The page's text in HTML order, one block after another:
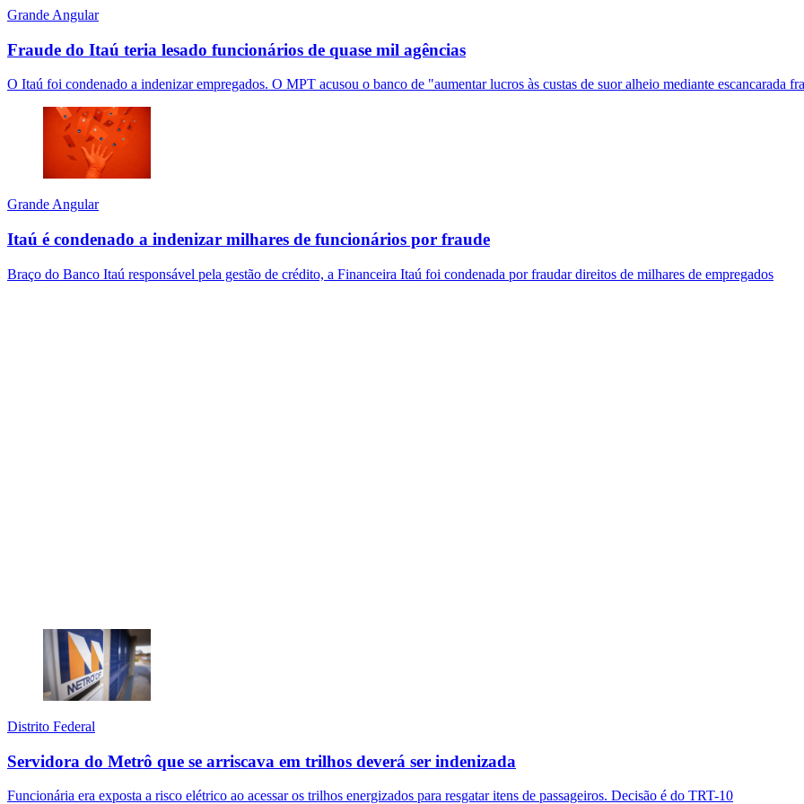
Grande Angular
Fraude do Itaú teria lesado funcionários de quase mil agências
O Itaú foi condenado a indenizar empregados. O MPT acusou o banco de "aumentar lucros às custas de suor alheio mediante escancarada
Grande Angular
Itaú é condenado a indenizar milhares de funcionários por fraude
Braço do Banco Itaú responsável pela gestão de crédito, a Financeira Itaú foi condenada por fraudar direitos de milhares de empregados
Distrito Federal
Servidora do Metrô que se arriscava em trilhos deverá ser indenizada
Funcionária era exposta a risco elétrico ao acessar os trilhos energizados para resgatar itens de passageiros. Decisão é do TRT-10